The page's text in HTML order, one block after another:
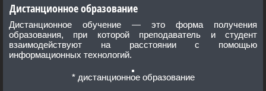
Дистанционное образование
Дистанционное обучение — это форма получения
образования, при которой преподаватель и студент
взаимодействуют на расстоянии с помощью
информационных технологий.
* дистанционное образование